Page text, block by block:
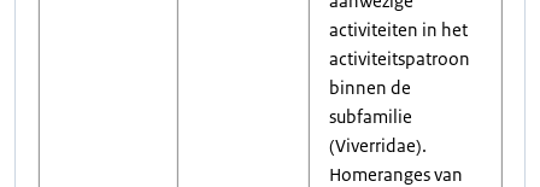
activiteiten in het
activiteitspatroon
binnen de
subfamilie
(Viverridae).
Homeranges van